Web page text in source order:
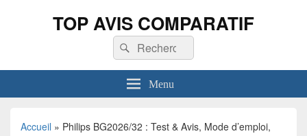
TOP AVIS COMPARATIF
Recherche :
Rechercher
Menu
Accueil » Philips BG2026/32 : Test & Avis, Mode d’emploi,